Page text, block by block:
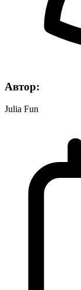
Автор:
Julia Fun